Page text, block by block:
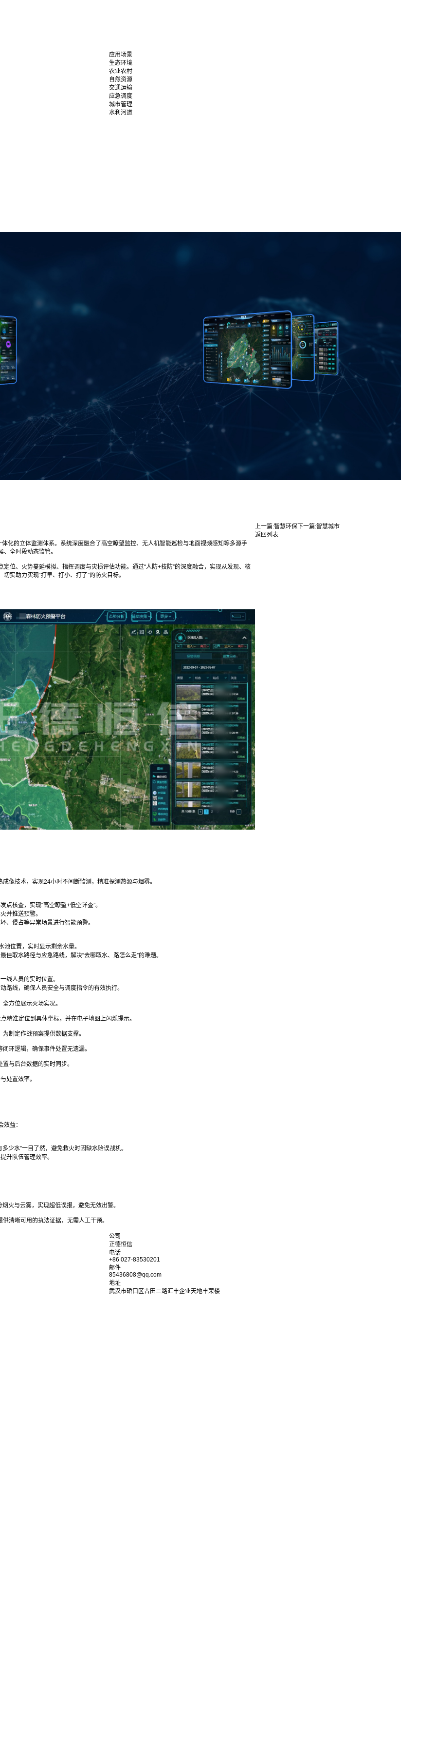
应用场景
生态环境
农业农村
自然资源
交通运输
应急调度
城市管理
水利河道
化的立体监测体系。系统深度融合了高空瞭望监控、无人机智能巡检与地面视频感知等多源手
全时段动态监管。
位、火势蔓延模拟、指挥调度与灾损评估功能。通过“人防+技防”的深度融合，实现从发现、核
实助力实现“打早、打小、打了”的防火目标。
像技术，实现24小时不间断监测，精准探测热源与烟雾。
核查，实现“高空瞭望+低空详查”。
并推送预警。
、侵占等异常场景进行智能预警。
位置，实时显示剩余水量。
取水路径与应急路线，解决“去哪取水、路怎么走”的难题。
线人员的实时位置。
路线，确保人员安全与调度指令的有效执行。
方位展示火场实况。
精准定位到具体坐标，并在电子地图上闪烁提示。
制定作战预案提供数据支撑。
环逻辑，确保事件处置无遗漏。
与后台数据的实时同步。
处置效率。
益：
少水”一目了然，避免救火时因缺水贻误战机。
升队伍管理效率。
火与云雾，实现超低误报，避免无效出警。
清晰可用的执法证据，无需人工干预。
上一篇:智慧环保下一篇:智慧城市
返回列表
公司
正德恒信
电话
+86 027-83530201
邮件
85436808@qq.com
地址
武汉市硚口区古田二路汇丰企业天地丰荣楼